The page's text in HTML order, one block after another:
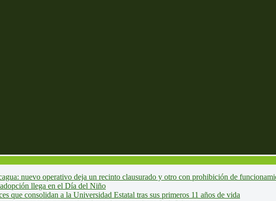
nuevo operativo deja un recinto clausurado y otro con prohibición de
llega en el Día del Niño
que consolidan a la Universidad Estatal tras sus primeros 11 años de vida